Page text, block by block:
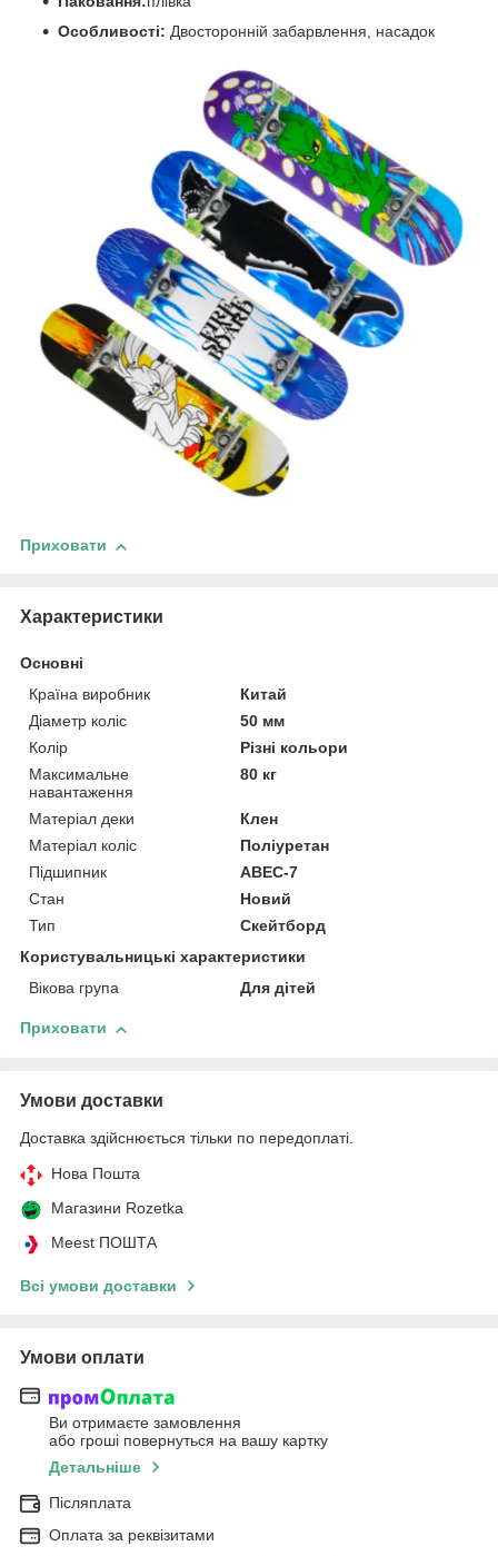
Особливості: Двосторонній забарвлення, насадок
Приховати
Характеристики
Основні
Країна виробник
Китай
Діаметр коліс
50 мм
Колір
Різні кольори
Максимальне
навантаження
80 кг
Матеріал деки
Клен
Матеріал коліс
Поліуретан
Підшипник
ABEC-7
Стан
Новий
Тип
Скейтборд
Користувальницькі характеристики
Вікова група
Для дітей
Приховати
Умови доставки
Доставка здійснюється тільки по передоплаті.
Нова Пошта
Магазини Rozetka
Meest ПОШТА
Всі умови доставки
Умови оплати
Ви отримаєте замовлення
або гроші повернуться на вашу картку
Детальніше
Післяплата
Оплата за реквізитами